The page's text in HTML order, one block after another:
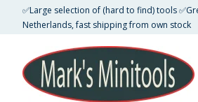
✅Large selection of (hard to find) tools
Netherlands, fast shipping from own stock